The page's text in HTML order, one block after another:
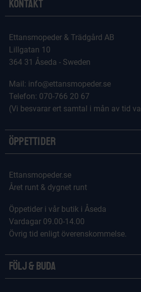
Kontakt
Ettansmopeder & Trädgård AB
Lillgatan 10
364 31 Åseda - Sweden
Mail: info@ettansmopeder.se
Telefon: 070-766 20 67
(Vi besvarar ert samtal i mån av tid
Öppettider
Ettansmopeder.se
Året runt & dygnet runt
Öppetider i vår butik i Åseda
Vardagar 09.00-14.00
Övrig tid enligt överenskommelse.
Följ & Buda